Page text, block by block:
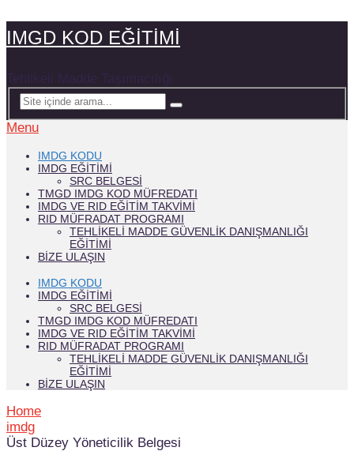
IMGD KOD EĞİTİMİ
Tehlikeli Madde Taşımacılığı
Menu
IMDG KODU
IMDG EĞITIMI
SRC BELGESI
TMGD IMDG KOD MÜFREDATI
IMDG VE RID EĞİTİM TAKVİMİ
RID MÜFRADAT PROGRAMI
TEHLIKELI MADDE GÜVENLIK DANIŞMANLIĞI
EĞITIMI
BIZE ULAŞIN
IMDG KODU
IMDG EĞITIMI
SRC BELGESI
TMGD IMDG KOD MÜFREDATI
IMDG VE RID EĞİTİM TAKVİMİ
RID MÜFRADAT PROGRAMI
TEHLIKELI MADDE GÜVENLIK DANIŞMANLIĞI
EĞITIMI
BIZE ULAŞIN
Home
imdg
Üst Düzey Yöneticilik Belgesi